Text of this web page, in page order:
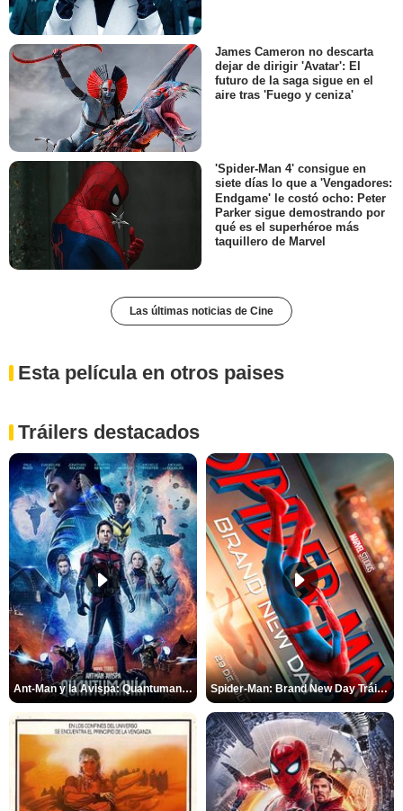
James Cameron no descarta
dejar de dirigir 'Avatar': El
futuro de la saga sigue en el
aire tras 'Fuego y ceniza'
'Spider-Man 4' consigue en
siete días lo que a 'Vengadores:
Endgame' le costó ocho: Peter
Parker sigue demostrando por
qué es el superhéroe más
taquillero de Marvel
Las últimas noticias de Cine
Esta película en otros paises
Tráilers destacados
Ant-Man y la Avispa: Quantumanía Tráiler (2) Spider-Man: Brand New Day Tráiler (3)